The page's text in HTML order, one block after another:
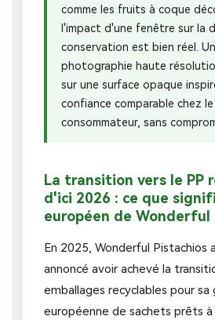
comme les fruits à coque
l'impact d'une fenêtre sur la
conservation est bien réel.
photographie haute
sur une surface opaque
confiance comparable chez le
consommateur, sans
La transition vers le PP
d'ici 2026 : ce que
européen de Wonderful
En 2025, Wonderful Pistachios
annoncé avoir achevé la
emballages recyclables pour sa
européenne de sachets prêts